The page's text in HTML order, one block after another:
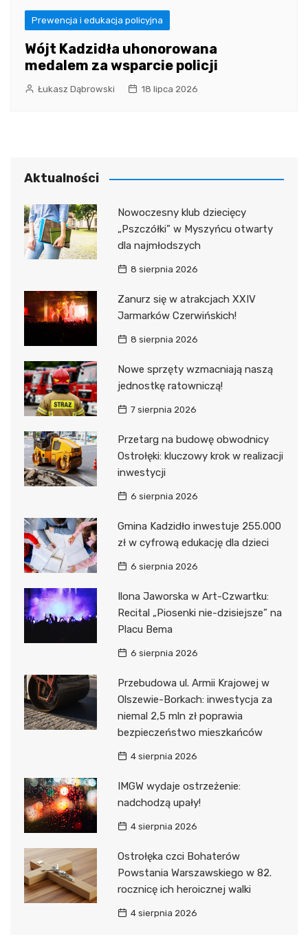
Prewencja i edukacja policyjna
Wójt Kadzidła uhonorowana
medalem za wsparcie policji
Łukasz Dąbrowski 18 lipca 2026
Aktualności
Nowoczesny klub dziecięcy
„Pszczółki” w Myszyńcu otwarty
dla najmłodszych
8 sierpnia 2026
Zanurz się w atrakcjach XXIV
Jarmarków Czerwińskich!
8 sierpnia 2026
Nowe sprzęty wzmacniają naszą
jednostkę ratowniczą!
7 sierpnia 2026
Przetarg na budowę obwodnicy
Ostrołęki: kluczowy krok w realizacji
inwestycji
6 sierpnia 2026
Gmina Kadzidło inwestuje 255.000
zł w cyfrową edukację dla dzieci
6 sierpnia 2026
Ilona Jaworska w Art-Czwartku:
Recital „Piosenki nie-dzisiejsze” na
Placu Bema
6 sierpnia 2026
Przebudowa ul. Armii Krajowej w
Olszewie-Borkach: inwestycja za
niemal 2,5 mln zł poprawia
bezpieczeństwo mieszkańców
4 sierpnia 2026
IMGW wydaje ostrzeżenie:
nadchodzą upały!
4 sierpnia 2026
Ostrołęka czci Bohaterów
Powstania Warszawskiego w 82.
rocznicę ich heroicznej walki
4 sierpnia 2026